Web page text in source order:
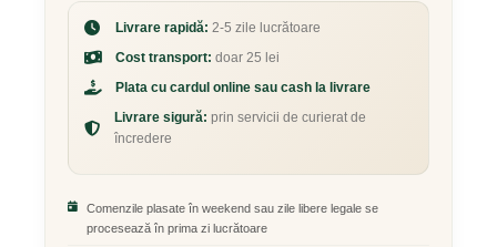
Livrare rapidă: 2-5 zile lucrătoare
Cost transport: doar 25 lei
Plata cu cardul online sau cash la livrare
Livrare sigură: prin servicii de curierat de
încredere
Comenzile plasate în weekend sau zile libere legale se
procesează în prima zi lucrătoare